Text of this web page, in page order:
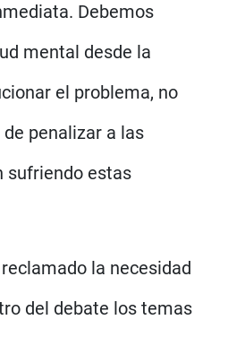
Debemos
mental desde la
el problema, no
penalizar a las
sufriendo estas
la necesidad
del debate los temas